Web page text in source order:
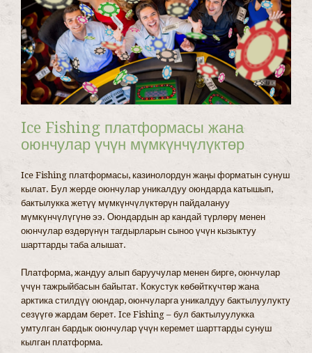
Ice Fishing платформасы жана
оюнчулар үчүн мүмкүнчүлүктөр
Ice Fishing платформасы, казинолордун жаңы форматын сунуш
кылат. Бул жерде оюнчулар уникалдуу оюндарда катышып,
бактылукка жетүү мүмкүнчүлүктөрүн пайдалануу
мүмкүнчүлүгүнө ээ. Оюндардын ар кандай түрлөрү менен
оюнчулар өздөрүнүн тагдырларын сыноо үчүн кызыктуу
шарттарды таба алышат.
Платформа, жандуу алып баруучулар менен бирге, оюнчулар
үчүн тажрыйбасын байытат. Кокустук көбөйткүчтөр жана
арктика стилдүү оюндар, оюнчуларга уникалдуу бактылуулукту
сезүүгө жардам берет. Ice Fishing – бул бактылуулукка
умтулган бардык оюнчулар үчүн керемет шарттарды сунуш
кылган платформа.